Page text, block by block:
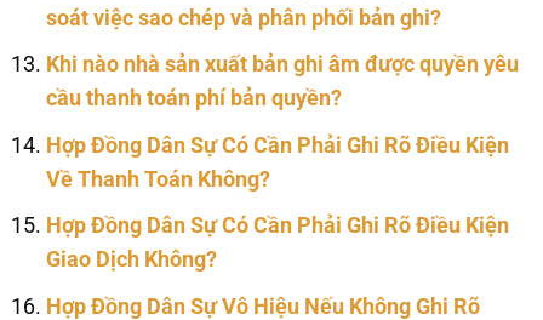
soát việc sao chép và phân phối bản ghi?
Khi nào nhà sản xuất bản ghi âm được quyền yêu
cầu thanh toán phí bản quyền?
Hợp Đồng Dân Sự Có Cần Phải Ghi Rõ Điều Kiện
Về Thanh Toán Không?
Hợp Đồng Dân Sự Có Cần Phải Ghi Rõ Điều Kiện
Giao Dịch Không?
Hợp Đồng Dân Sự Vô Hiệu Nếu Không Ghi Rõ